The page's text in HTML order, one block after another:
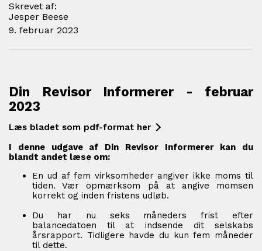
Skrevet af:
Jesper Beese
9. februar 2023
Din Revisor Informerer - februar
2023
Læs bladet som pdf-format her
I denne udgave af Din Revisor Informerer kan du
blandt andet læse om:
En ud af fem virksomheder angiver ikke moms til
tiden. Vær opmærksom på at angive momsen
korrekt og inden fristens udløb.
Du har nu seks måneders frist efter
balancedatoen til at indsende dit selskabs
årsrapport. Tidligere havde du kun fem måneder
til dette.